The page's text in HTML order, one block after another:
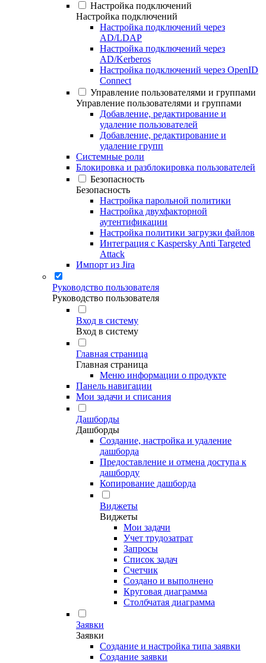
Настройка подключений
Настройка подключений
Настройка подключений через
AD/LDAP
Настройка подключений через
AD/Kerberos
Настройка подключений через OpenID
Connect
Управление пользователями и группами
Управление пользователями и группами
Добавление, редактирование и
удаление пользователей
Добавление, редактирование и
удаление групп
Системные роли
Блокировка и разблокировка пользователей
Безопасность
Безопасность
Настройка парольной политики
Настройка двухфакторной
аутентификации
Настройка политики загрузки файлов
Интеграция с Kaspersky Anti Targeted
Attack
Импорт из Jira
Руководство пользователя
Руководство пользователя
Вход в систему
Вход в систему
Главная страница
Главная страница
Меню информации о продукте
Панель навигации
Мои задачи и списания
Дашборды
Дашборды
Создание, настройка и удаление
дашборда
Предоставление и отмена доступа к
дашборду
Копирование дашборда
Виджеты
Виджеты
Мои задачи
Учет трудозатрат
Запросы
Список задач
Счетчик
Создано и выполнено
Круговая диаграмма
Столбчатая диаграмма
Заявки
Заявки
Создание и настройка типа заявки
Создание заявки